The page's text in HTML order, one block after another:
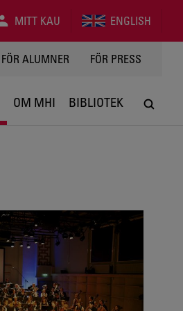
MITT KAU ENGLISH
FÖR ALUMNER FÖR PRESS
OM MHI BIBLIOTEK